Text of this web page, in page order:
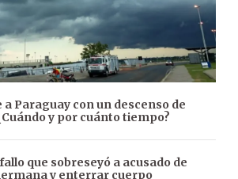
a Paraguay con un descenso de
y por cuánto tiempo?
que sobreseyó a acusado de
y enterrar cuerpo